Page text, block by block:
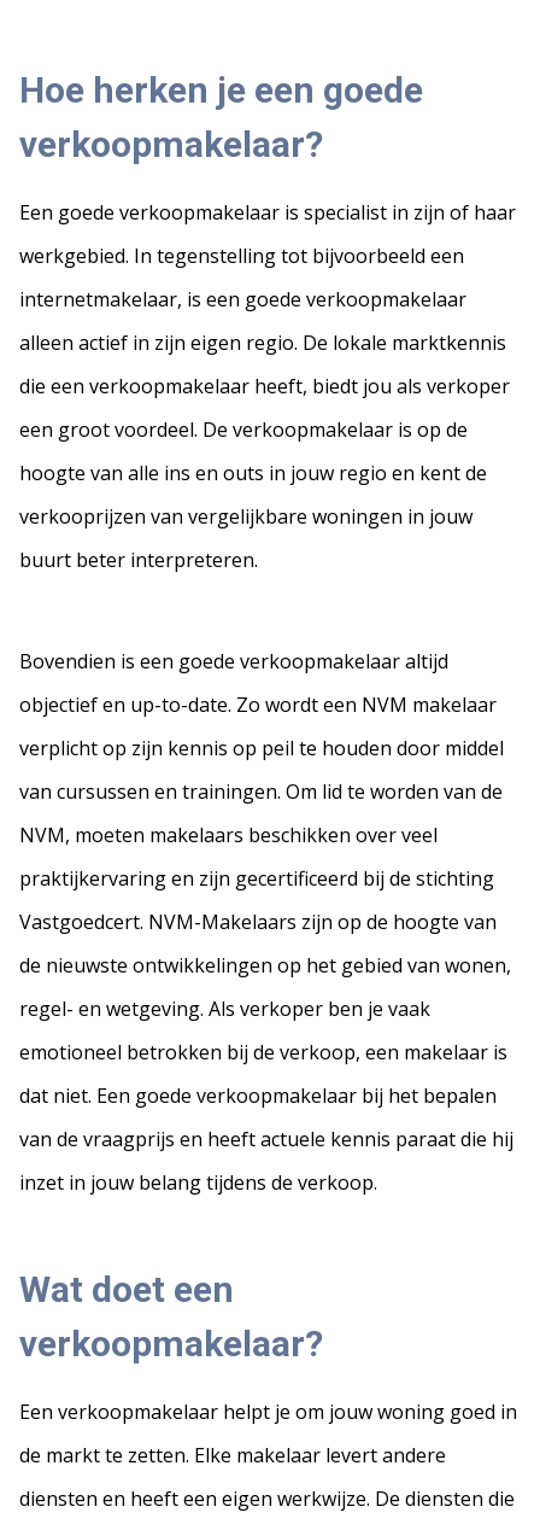
Hoe herken je een goede
verkoopmakelaar?
Een goede verkoopmakelaar is specialist in zijn of haar
werkgebied. In tegenstelling tot bijvoorbeeld een
internetmakelaar, is een goede verkoopmakelaar
alleen actief in zijn eigen regio. De lokale marktkennis
die een verkoopmakelaar heeft, biedt jou als verkoper
een groot voordeel. De verkoopmakelaar is op de
hoogte van alle ins en outs in jouw regio en kent de
verkooprijzen van vergelijkbare woningen in jouw
buurt beter interpreteren.
Bovendien is een goede verkoopmakelaar altijd
objectief en up-to-date. Zo wordt een NVM makelaar
verplicht op zijn kennis op peil te houden door middel
van cursussen en trainingen. Om lid te worden van de
NVM, moeten makelaars beschikken over veel
praktijkervaring en zijn gecertificeerd bij de stichting
Vastgoedcert. NVM-Makelaars zijn op de hoogte van
de nieuwste ontwikkelingen op het gebied van wonen,
regel- en wetgeving. Als verkoper ben je vaak
emotioneel betrokken bij de verkoop, een makelaar is
dat niet. Een goede verkoopmakelaar bij het bepalen
van de vraagprijs en heeft actuele kennis paraat die hij
inzet in jouw belang tijdens de verkoop.
Wat doet een
verkoopmakelaar?
Een verkoopmakelaar helpt je om jouw woning goed in
de markt te zetten. Elke makelaar levert andere
diensten en heeft een eigen werkwijze. De diensten die